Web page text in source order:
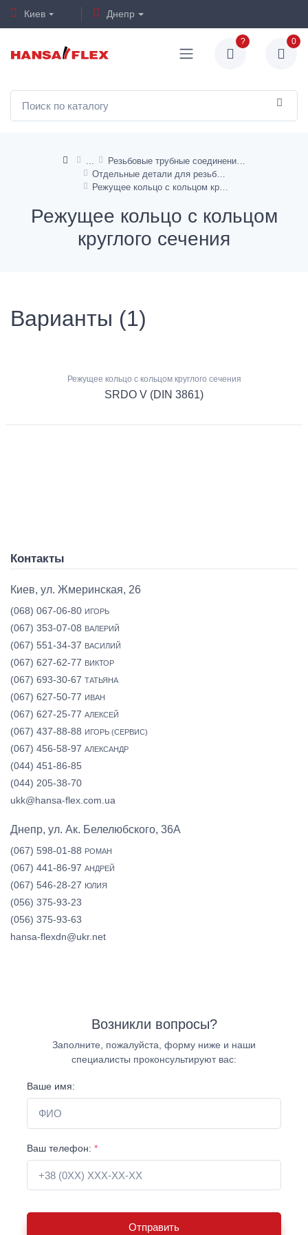
Киев Днепр
? 0
Режущее кольцо с кольцом
круглого сечения
Варианты (1)
Режущее кольцо с кольцом круглого сечения
SRDO V (DIN 3861)
Контакты
Киев, ул. Жмеринская, 26
(068) 067-06-80 ИГОРЬ
(067) 353-07-08 ВАЛЕРИЙ
(067) 551-34-37 ВАСИЛИЙ
(067) 627-62-77 ВИКТОР
(067) 693-30-67 ТАТЬЯНА
(067) 627-50-77 ИВАН
(067) 627-25-77 АЛЕКСЕЙ
(067) 437-88-88 ИГОРЬ (СЕРВИС)
(067) 456-58-97 АЛЕКСАНДР
(044) 451-86-85
(044) 205-38-70
ukk@hansa-flex.com.ua
Днепр, ул. Ак. Белелюбского, 36А
(067) 598-01-88 РОМАН
(067) 441-86-97 АНДРЕЙ
(067) 546-28-27 ЮЛИЯ
(056) 375-93-23
(056) 375-93-63
hansa-flexdn@ukr.net
Возникли вопросы?
Заполните, пожалуйста, форму ниже и наши
специалисты проконсультируют вас:
Ваше имя:
Ваш телефон: *
Отправить